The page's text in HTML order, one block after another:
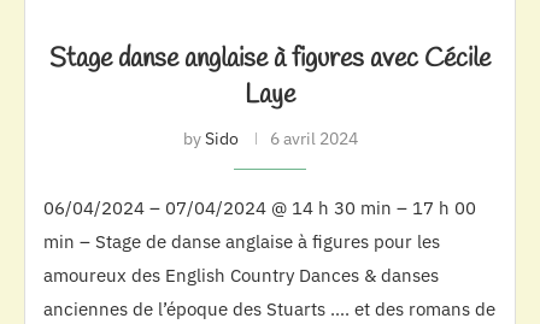
Stage danse anglaise à figures avec Cécile
Laye
bySido 6 avril 2024
06/04/2024 – 07/04/2024 @ 14 h 30 min – 17 h 00
min – Stage de danse anglaise à figures pour les
amoureux des English Country Dances & danses
anciennes de l’époque des Stuarts …. et des romans de